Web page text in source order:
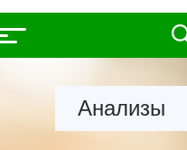
Анализы